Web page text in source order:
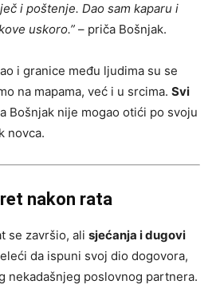
i poštenje. Dao sam kaparu i
uskoro.” – priča Bošnjak.
i granice među ljudima su se
na mapama, već i u srcima. Svi
Bošnjak nije mogao otići po svoju
novca.
nakon rata
se završio, ali sjećanja i dugovi
da ispuni svoj dio dogovora,
nekadašnjeg poslovnog partnera.